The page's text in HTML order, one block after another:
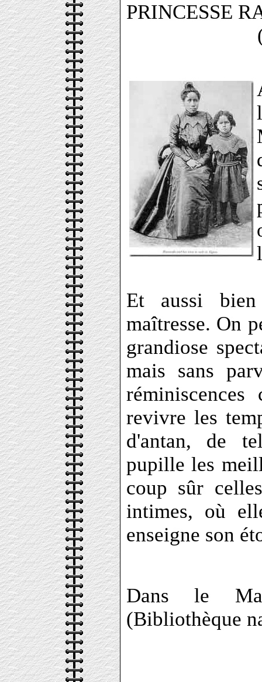
PRINCESSE
Et aussi
maîtresse. On
grandiose
mais sans
revivre les
d'antan, de
pupille les
coup sûr
intimes, où
enseigne son
Dans le
(Bibliothèque